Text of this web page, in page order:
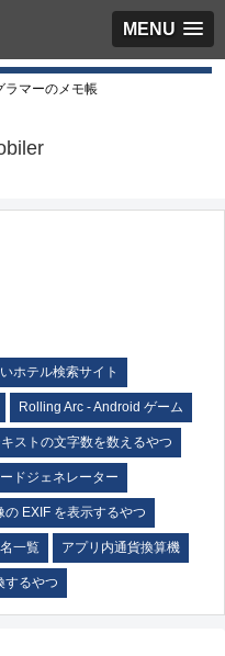
MENU
ラマーのメモ帳
ホテル検索サイト
Rolling Arc - Android ゲーム
ストの文字数を数えるやつ
ドジェネレーター
の EXIF を表示するやつ
一覧 アプリ内通貨換算機
するやつ